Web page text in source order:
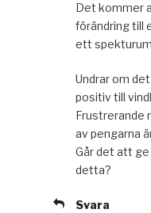
Det kommer
förändring till
ett
Undrar om
positiv till
Frustrerande
av pengarna
Går det att
detta?
Svara